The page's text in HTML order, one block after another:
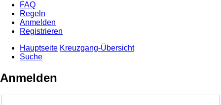
FAQ
Regeln
Anmelden
Registrieren
Hauptseite Kreuzgang-Übersicht
Suche
Anmelden